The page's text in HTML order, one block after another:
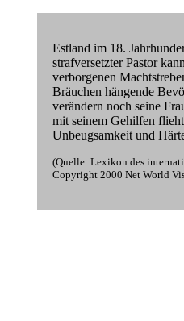
Estland im 18.
strafversetzter Pastor
verborgenen
Bräuchen hängende
verändern noch seine
mit seinem Gehilfen
Unbeugsamkeit und
(Quelle: Lexikon des
Copyright 2000 Net World